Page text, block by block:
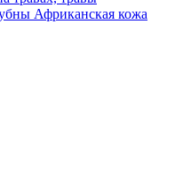
Африканская кожа